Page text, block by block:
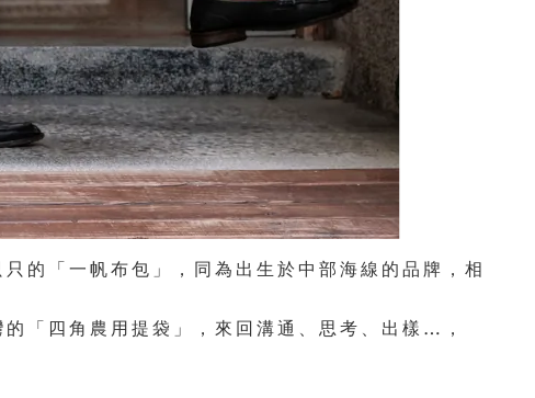
的「一帆布包」，同為出生於中部海線的品牌，相
「四角農用提袋」，來回溝通、思考、出樣 …
，